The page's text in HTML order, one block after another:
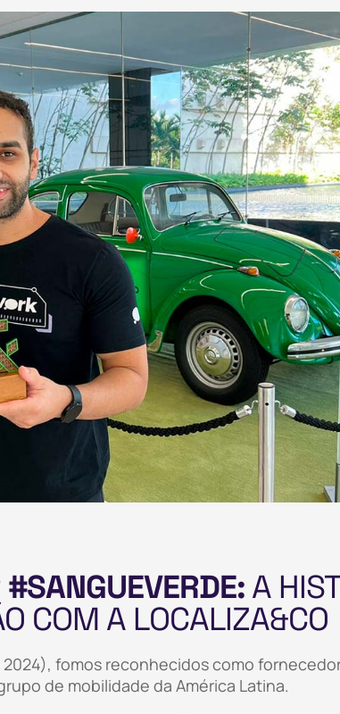
A
COM A LOCALIZA&CO
fomos reconhecidos como
de mobilidade da América Latina.